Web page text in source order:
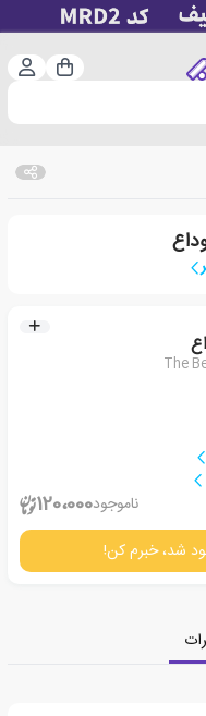
سبد
The
ناموجود120،000
شد، خبرم کن!